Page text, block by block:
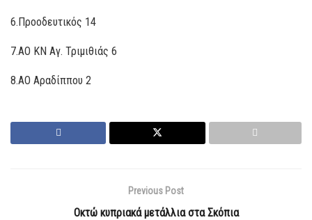
6.Προοδευτικός 14
7.ΑΟ ΚΝ Αγ. Τριμιθιάς 6
8.ΑΟ Αραδίππου 2
Previous Post
Oκτώ κυπριακά μετάλλια στα Σκόπια